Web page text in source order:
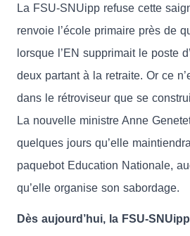
La FSU-SNUipp refuse cette
renvoie l’école primaire près de
lorsque l’EN supprimait le poste
deux partant à la retraite. Or ce
dans le rétroviseur que se
La nouvelle ministre Anne
quelques jours qu’elle
paquebot Education Nationale,
qu’elle organise son sabordage.
Dès aujourd’hui, la FSU-